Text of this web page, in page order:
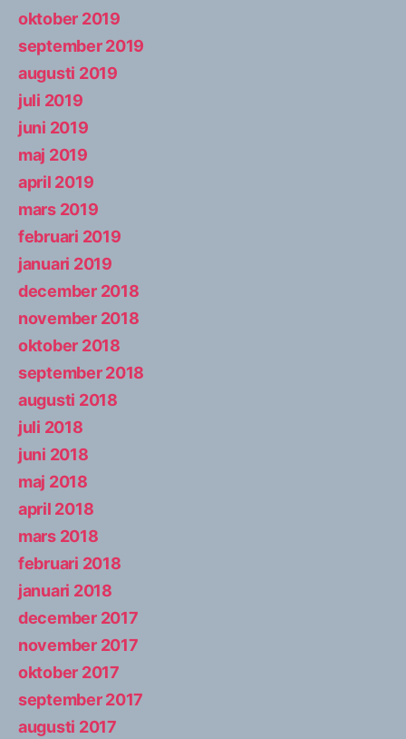
oktober 2019
september 2019
augusti 2019
juli 2019
juni 2019
maj 2019
april 2019
mars 2019
februari 2019
januari 2019
december 2018
november 2018
oktober 2018
september 2018
augusti 2018
juli 2018
juni 2018
maj 2018
april 2018
mars 2018
februari 2018
januari 2018
december 2017
november 2017
oktober 2017
september 2017
augusti 2017